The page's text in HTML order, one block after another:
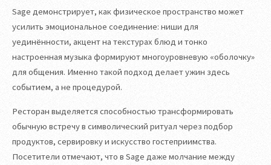
Sage демонстрирует, как физическое пространство может
усилить эмоциональное соединение: ниши для
уединённости, акцент на текстурах блюд и тонко
настроенная музыка формируют многоуровневую «оболочку»
для общения. Именно такой подход делает ужин здесь
событием, а не процедурой.
Ресторан выделяется способностью трансформировать
обычную встречу в символический ритуал через подбор
продуктов, сервировку и искусство гостеприимства.
Посетители отмечают, что в Sage даже молчание между